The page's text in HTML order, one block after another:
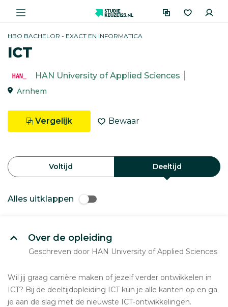
HBO BACHELOR - EXACT EN INFORMATICA
ICT
HAN University of Applied Sciences
Arnhem
Vergelijk Bewaar
Voltijd Deeltijd
Alles uitklappen
Over de opleiding
Geschreven door HAN University of Applied Sciences
Wil jij graag carrière maken of jezelf verder ontwikkelen in
ICT? Bij de deeltijdopleiding ICT kun je alle kanten op en ga
je aan de slag met de nieuwste ICT-ontwikkelingen.